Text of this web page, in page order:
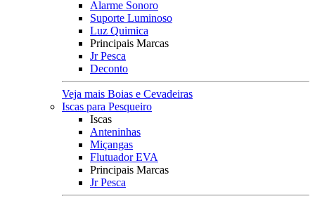
Alarme Sonoro
Suporte Luminoso
Luz Quimica
Principais Marcas
Jr Pesca
Deconto
Veja mais Boias e Cevadeiras
Iscas para Pesqueiro
Iscas
Anteninhas
Miçangas
Flutuador EVA
Principais Marcas
Jr Pesca